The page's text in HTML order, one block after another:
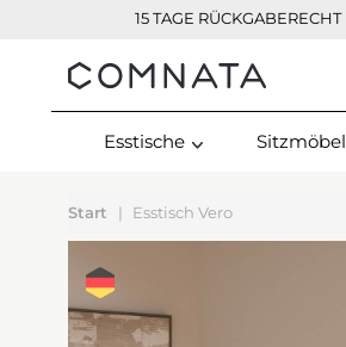
15 TAGE RÜCKGABERECHT
Kontakt
Esstische Sitzmöbel
Start Esstisch Vero